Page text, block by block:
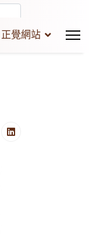
尋...
正覺網站